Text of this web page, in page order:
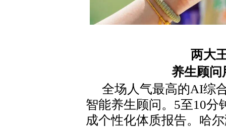
两大
养生顾问
全场人气最高的AI综
智能养生顾问。5至10分
成个性化体质报告。哈